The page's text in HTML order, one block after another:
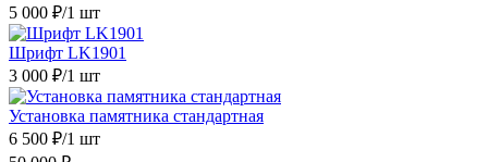
5 000 ₽/1 шт
Шрифт LK1901
3 000 ₽/1 шт
Установка памятника стандартная
6 500 ₽/1 шт